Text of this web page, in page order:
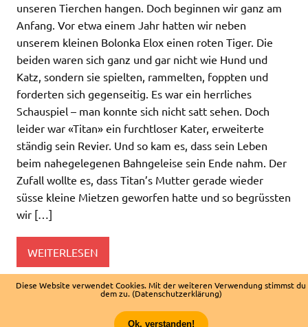
unseren Tierchen hangen. Doch beginnen wir ganz am
Anfang. Vor etwa einem Jahr hatten wir neben
unserem kleinen Bolonka Elox einen roten Tiger. Die
beiden waren sich ganz und gar nicht wie Hund und
Katz, sondern sie spielten, rammelten, foppten und
forderten sich gegenseitig. Es war ein herrliches
Schauspiel – man konnte sich nicht satt sehen. Doch
leider war «Titan» ein furchtloser Kater, erweiterte
ständig sein Revier. Und so kam es, dass sein Leben
beim nahegelegenen Bahngeleise sein Ende nahm. Der
Zufall wollte es, dass Titan’s Mutter gerade wieder
süsse kleine Mietzen geworfen hatte und so begrüssten
wir […]
WEITERLESEN
Diese Website verwendet Cookies. Mit der weiteren Verwendung stimmst du
dem zu. (Datenschutzerklärung)
Ok, verstanden!